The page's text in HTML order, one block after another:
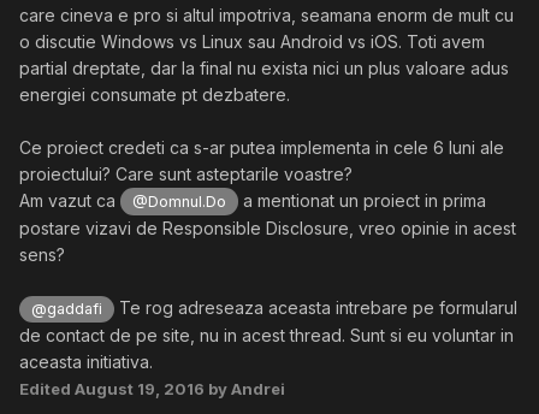
care cineva e pro si altul impotriva, seamana enorm de mult cu
o discutie Windows vs Linux sau Android vs iOS. Toti avem
partial dreptate, dar la final nu exista nici un plus valoare adus
energiei consumate pt dezbatere.
Ce proiect credeti ca s-ar putea implementa in cele 6 luni ale
proiectului? Care sunt asteptarile voastre?
Am vazut ca
@Domnul.Do
a mentionat un proiect in prima
postare vizavi de Responsible Disclosure, vreo opinie in acest
sens?
@gaddafi
Te rog adreseaza aceasta intrebare pe formularul
de contact de pe site, nu in acest thread. Sunt si eu voluntar in
aceasta initiativa.
Edited August 19, 2016 by Andrei